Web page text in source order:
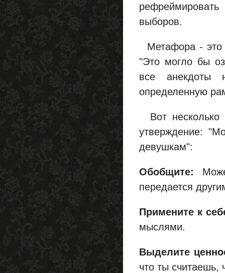
выборов.
Метафора - это
"Это могло бы
все анекдоты
определенную
Вот несколько
утверждение:
девушкам":
Обобщите:
передается
Примените к
мыслями.
Выделите
что ты считаешь,